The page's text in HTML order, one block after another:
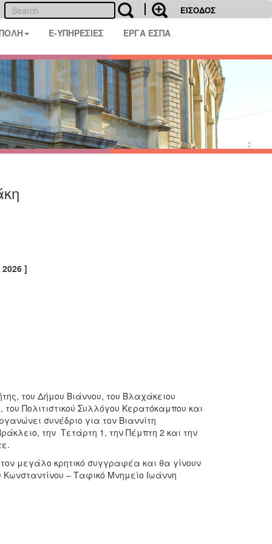
ΕΙΣΟΔΟΣ
E-ΥΠΗΡΕΣΙΕΣ ΕΡΓΑ ΕΣΠΑ
]
του Δήμου Βιάννου, του Βλαχάκειου
Πολιτιστικού Συλλόγου Κερατόκαμπου και
συνέδριο για τον Βιαννίτη
την Τετάρτη 1, την Πέμπτη 2 και την
μεγάλο κρητικό συγγραφέα και θα γίνουν
– Ταφικό Μνημείο Ιωάννη